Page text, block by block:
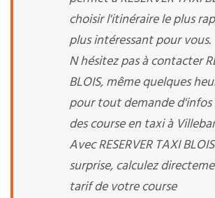
choisir l'itinéraire le plus
plus intéressant pour vous.
N hésitez pas à contacter
BLOIS, même quelques
pour tout demande d'infos
des course en taxi à
Avec RESERVER TAXI
surprise, calculez
tarif de votre course